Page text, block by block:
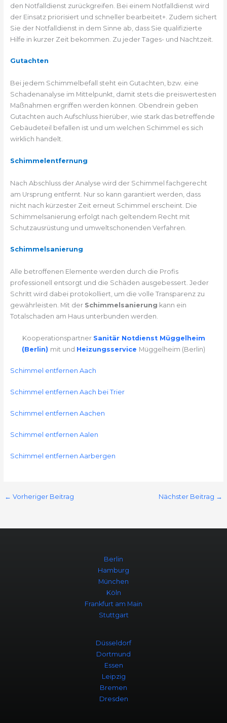
den Notfalldienst zurückgreifen. Bei einem Notfalldienst wird
der Einsatz priorisiert und schneller bearbeitet+. Zudem sichert
Sie der Notfalldienst in dem Sinne ab, dass Sie qualifizierte
Hilfe in kurzer Zeit bekommen. Zu jeder Tages- und Nachtzeit.
Gutachten
Bei jedem Schimmelbefall steht ein Gutachten, bzw. eine
Schadenanalyse im Mittelpunkt, damit stets die preiswertesten
Maßnahmen ergriffen werden können. Obendrein geben
Gutachten auch Aufschluss hierüber, wie stark das betreffende
Gebäudeteil befallen ist und um welchen Schimmel es sich
wirklich handelt.
Schimmelentfernung
Nach Abschluss der Analyse wird der Schimmel fachgerecht
am Ursprung entfernt. Nur so kann garantiert werden, dass
nicht nach kürzester Zeit erneut Schimmel erscheint. Die
Schimmelsanierung erfolgt nach geltendem Recht mit
Schutzausrüstung und umweltschonenden Verfahren.
Schimmelsanierung
Alle betroffenen Elemente werden durch die Profis
professionell entsorgt und die Schäden ausgebessert. Jeder
Schritt wird dabei protokolliert, um die volle Transparenz zu
gewährleisten. Mit der Schimmelsanierung kann ein
Totalschaden am Haus unterbunden werden.
Kooperationspartner Sanitär Notdienst Müggelheim
(Berlin) mit und Heizungsservice Müggelheim (Berlin)
Schimmel entfernen Aach
Schimmel entfernen Aach bei Trier
Schimmel entfernen Aachen
Schimmel entfernen Aalen
Schimmel entfernen Aarbergen
← Vorheriger Beitrag Nächster Beitrag →
Berlin
Hamburg
München
Köln
Frankfurt am Main
Stuttgart
Düsseldorf
Dortmund
Essen
Leipzig
Bremen
Dresden